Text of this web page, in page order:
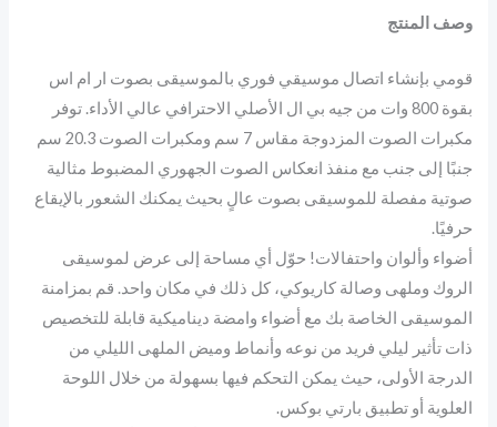
وصف المنتج
قومي بإنشاء اتصال موسيقي فوري بالموسيقى بصوت ار ام اس
بقوة 800 وات من جيه بي ال الأصلي الاحترافي عالي الأداء. توفر
مكبرات الصوت المزدوجة مقاس 7 سم ومكبرات الصوت 20.3 سم
جنبًا إلى جنب مع منفذ انعكاس الصوت الجهوري المضبوط مثالية
صوتية مفصلة للموسيقى بصوت عالٍ بحيث يمكنك الشعور بالإيقاع
حرفيًا.
أضواء وألوان واحتفالات! حوّل أي مساحة إلى عرض لموسيقى
الروك وملهى وصالة كاريوكي، كل ذلك في مكان واحد. قم بمزامنة
الموسيقى الخاصة بك مع أضواء وامضة ديناميكية قابلة للتخصيص
ذات تأثير ليلي فريد من نوعه وأنماط وميض الملهى الليلي من
الدرجة الأولى، حيث يمكن التحكم فيها بسهولة من خلال اللوحة
العلوية أو تطبيق بارتي بوكس.